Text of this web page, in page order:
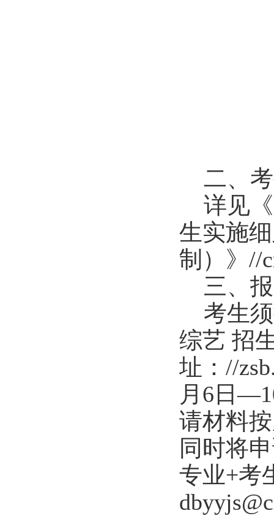
二、
详见
生实施
制）》//
三、
考生须
综艺 招
址： //
月6日—
请材料
同时将
专业+考